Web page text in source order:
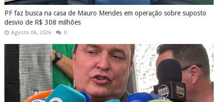
PF faz busca na casa de Mauro Mendes em operação sobre suposto
desvio de R$ 308 milhões
Agosto 06, 2026 0